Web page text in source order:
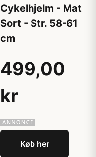
Cykelhjelm - Mat
Sort - Str. 58-61
cm
499,00
kr
Køb her